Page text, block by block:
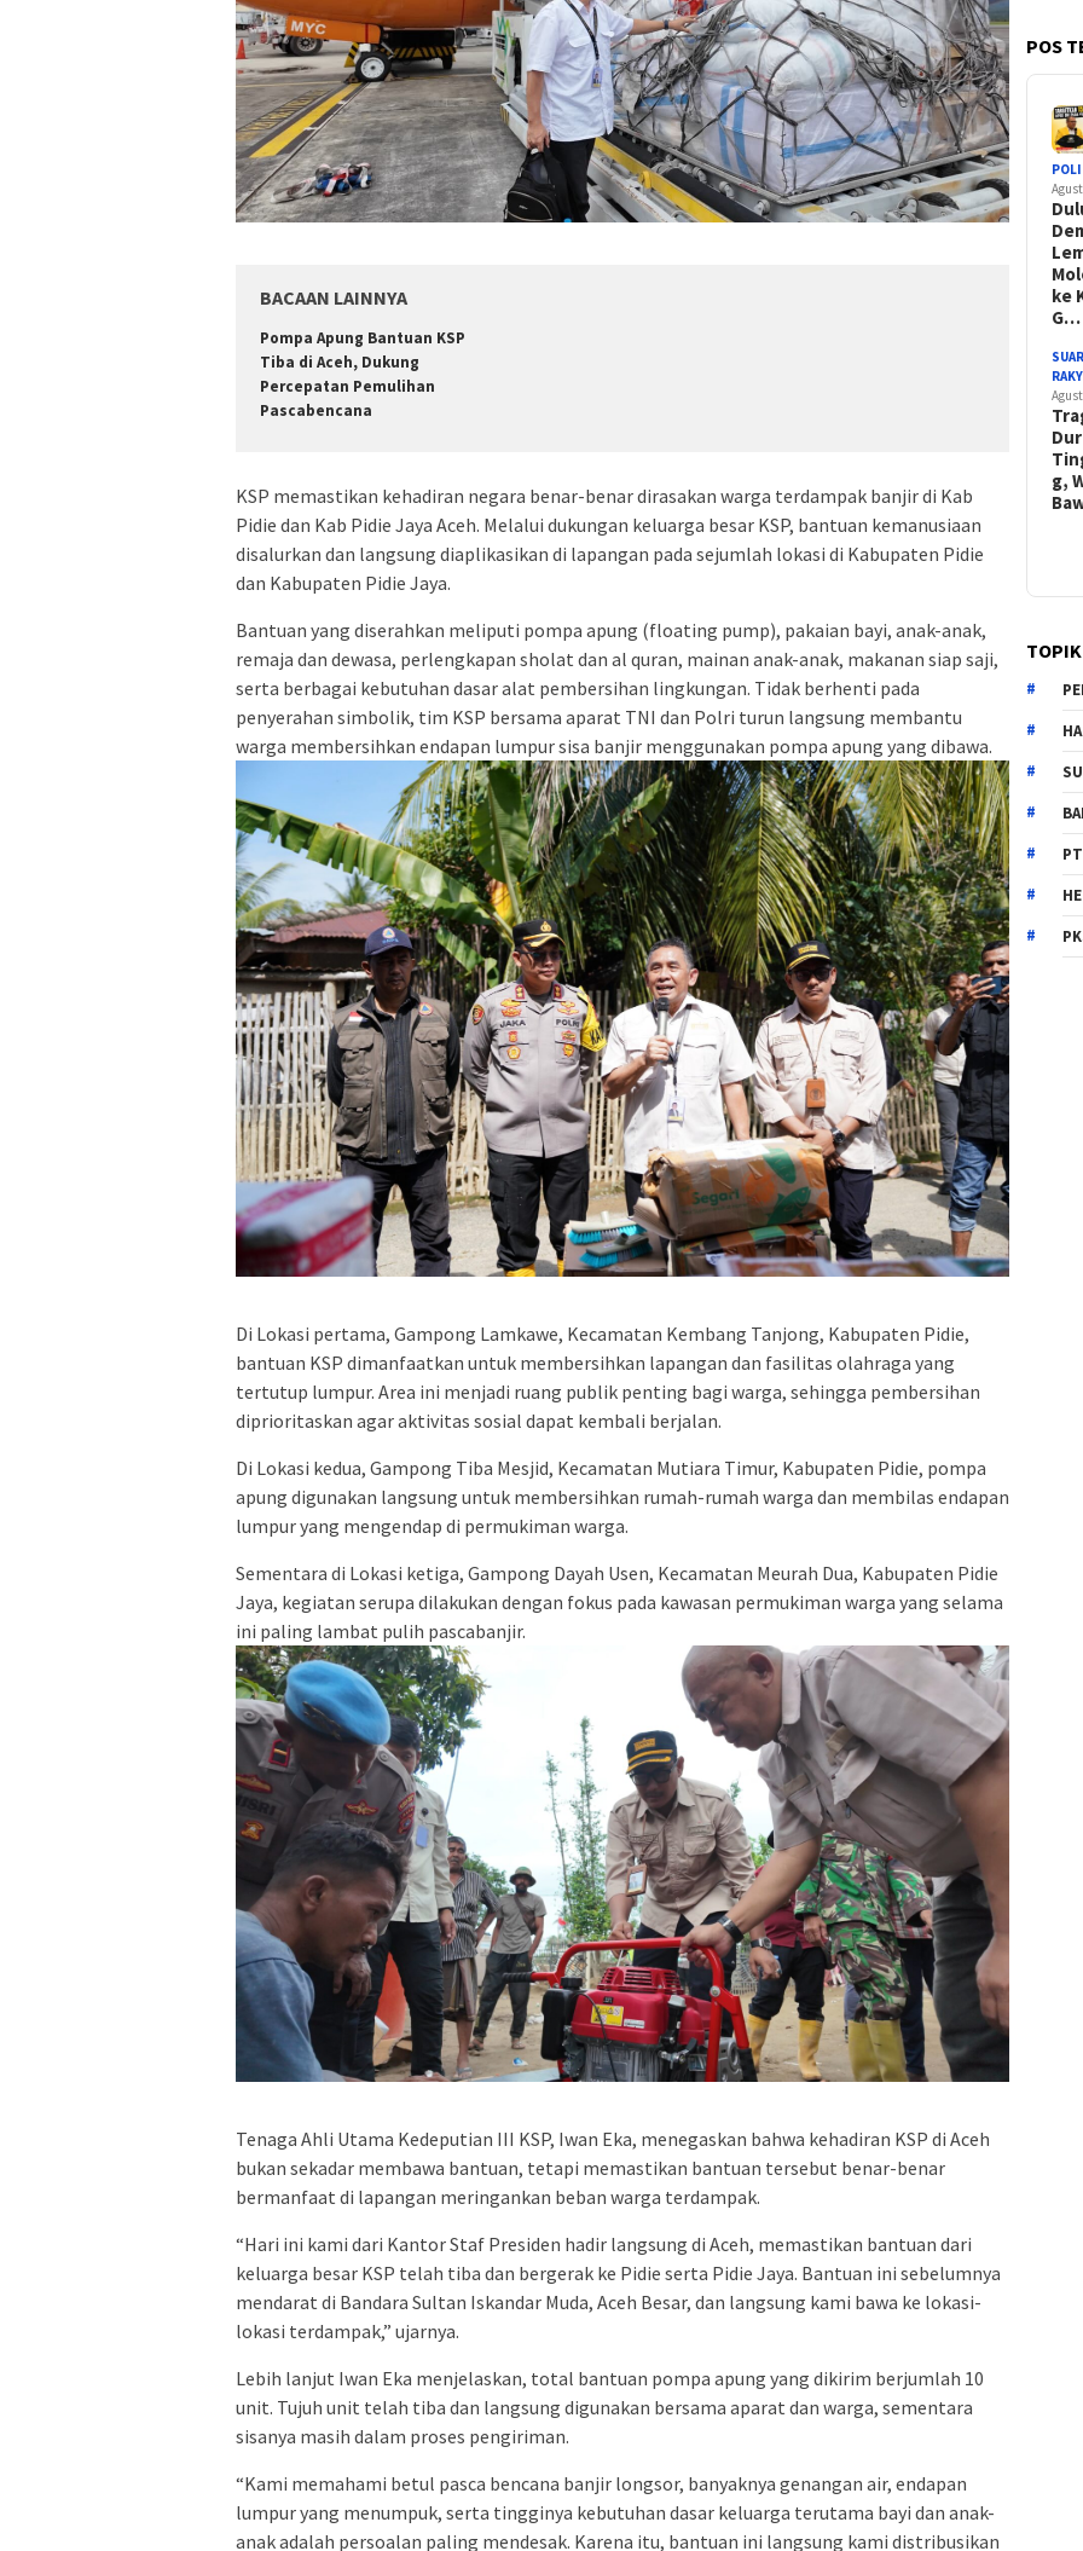
BACAAN LAINNYA
Pompa Apung Bantuan KSP
Tiba di Aceh, Dukung
Percepatan Pemulihan
Pascabencana
KSP memastikan kehadiran negara benar-benar dirasakan warga terdampak banjir di Kab
Pidie dan Kab Pidie Jaya Aceh. Melalui dukungan keluarga besar KSP, bantuan kemanusiaan
disalurkan dan langsung diaplikasikan di lapangan pada sejumlah lokasi di Kabupaten Pidie
dan Kabupaten Pidie Jaya.
Bantuan yang diserahkan meliputi pompa apung (floating pump), pakaian bayi, anak-anak,
remaja dan dewasa, perlengkapan sholat dan al quran, mainan anak-anak, makanan siap saji,
serta berbagai kebutuhan dasar alat pembersihan lingkungan. Tidak berhenti pada
penyerahan simbolik, tim KSP bersama aparat TNI dan Polri turun langsung membantu
warga membersihkan endapan lumpur sisa banjir menggunakan pompa apung yang dibawa.
Di Lokasi pertama, Gampong Lamkawe, Kecamatan Kembang Tanjong, Kabupaten Pidie,
bantuan KSP dimanfaatkan untuk membersihkan lapangan dan fasilitas olahraga yang
tertutup lumpur. Area ini menjadi ruang publik penting bagi warga, sehingga pembersihan
diprioritaskan agar aktivitas sosial dapat kembali berjalan.
Di Lokasi kedua, Gampong Tiba Mesjid, Kecamatan Mutiara Timur, Kabupaten Pidie, pompa
apung digunakan langsung untuk membersihkan rumah-rumah warga dan membilas endapan
lumpur yang mengendap di permukiman warga.
Sementara di Lokasi ketiga, Gampong Dayah Usen, Kecamatan Meurah Dua, Kabupaten Pidie
Jaya, kegiatan serupa dilakukan dengan fokus pada kawasan permukiman warga yang selama
ini paling lambat pulih pascabanjir.
Tenaga Ahli Utama Kedeputian III KSP, Iwan Eka, menegaskan bahwa kehadiran KSP di Aceh
bukan sekadar membawa bantuan, tetapi memastikan bantuan tersebut benar-benar
bermanfaat di lapangan meringankan beban warga terdampak.
“Hari ini kami dari Kantor Staf Presiden hadir langsung di Aceh, memastikan bantuan dari
keluarga besar KSP telah tiba dan bergerak ke Pidie serta Pidie Jaya. Bantuan ini sebelumnya
mendarat di Bandara Sultan Iskandar Muda, Aceh Besar, dan langsung kami bawa ke lokasi-
lokasi terdampak,” ujarnya.
Lebih lanjut Iwan Eka menjelaskan, total bantuan pompa apung yang dikirim berjumlah 10
unit. Tujuh unit telah tiba dan langsung digunakan bersama aparat dan warga, sementara
sisanya masih dalam proses pengiriman.
“Kami memahami betul pasca bencana banjir longsor, banyaknya genangan air, endapan
lumpur yang menumpuk, serta tingginya kebutuhan dasar keluarga terutama bayi dan anak-
anak adalah persoalan paling mendesak. Karena itu, bantuan ini langsung kami distribusikan
POS
ke
G…
g,